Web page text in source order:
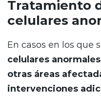
Tratamiento
celulares
En casos en los que
celulares
otras áreas
intervenciones